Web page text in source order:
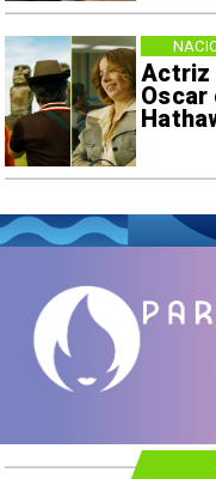
Actriz
Oscar